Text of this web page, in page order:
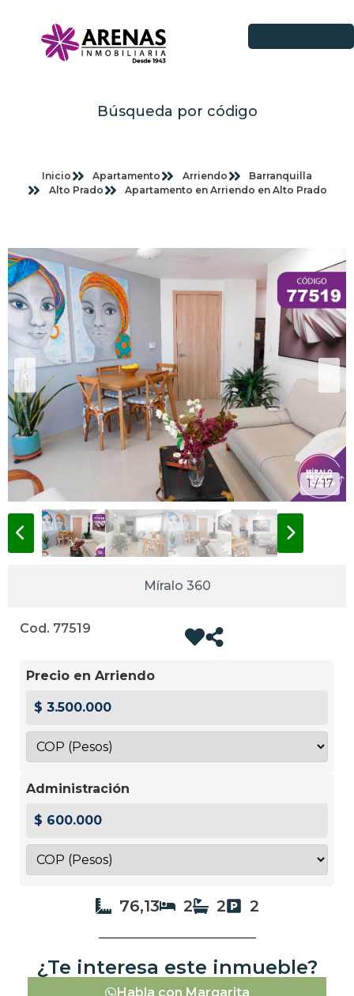
Búsqueda por código
Inicio Apartamento Arriendo
Barranquilla
Alto Prado
Apartamento en Arriendo en Alto Prado
Míralo 360
1 / 17
‹
Cod. 77519
Precio en Arriendo
$ 3.500.000
Administración
$ 600.000
76,13 2 2 2
¿Te interesa este inmueble?
Habla con Margarita